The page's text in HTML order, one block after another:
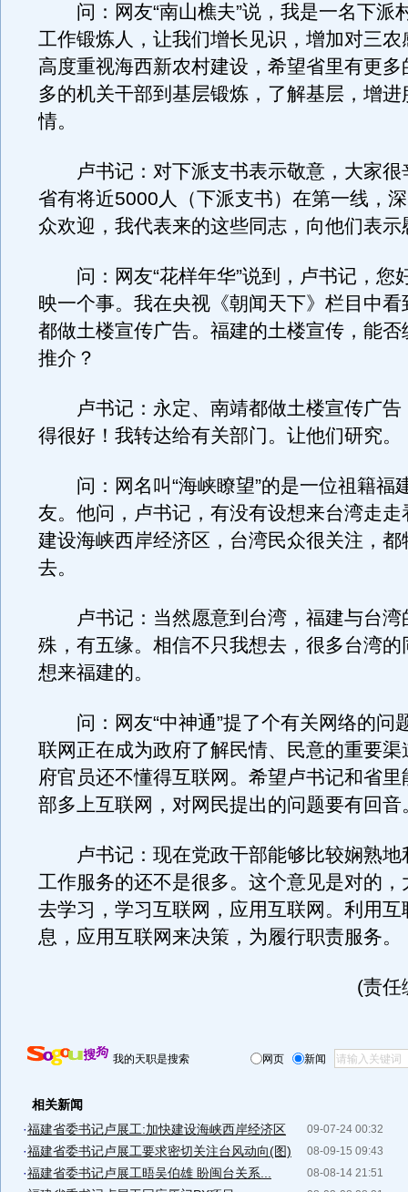
问：网友“南山樵夫”说，我是一名下派
工作锻炼人，让我们增长见识，增加对三农
高度重视海西新农村建设，希望省里有更多
多的机关干部到基层锻炼，了解基层，增进
情。
卢书记：对下派支书表示敬意，大家很
省有将近5000人（下派支书）在第一线，
众欢迎，我代表来的这些同志，向他们表示
问：网友“花样年华”说到，卢书记，您
映一个事。我在央视《朝闻天下》栏目中看
都做土楼宣传广告。福建的土楼宣传，能否
推介？
卢书记：永定、南靖都做土楼宣传广告
得很好！我转达给有关部门。让他们研究。
问：网名叫“海峡瞭望”的是一位祖籍福
友。他问，卢书记，有没有设想来台湾走走
建设海峡西岸经济区，台湾民众很关注，都
去。
卢书记：当然愿意到台湾，福建与台湾
殊，有五缘。相信不只我想去，很多台湾的
想来福建的。
问：网友“中神通”提了个有关网络的问
联网正在成为政府了解民情、民意的重要渠
府官员还不懂得互联网。希望卢书记和省
部多上互联网，对网民提出的问题要有回音
卢书记：现在党政干部能够比较娴熟地
工作服务的还不是很多。这个意见是对的，
去学习，学习互联网，应用互联网。利用互
息，应用互联网来决策，为履行职责服务。
(责任
我的天职是搜索 网页 新闻
相关新闻
09-07-24 00:32
·福建省委书记卢展工:加快建设海峡西岸经济区
08-09-15 09:43
·福建省委书记卢展工要求密切关注台风动向(图)
08-08-14 21:51
·福建省委书记卢展工晤吴伯雄 盼闽台关系...